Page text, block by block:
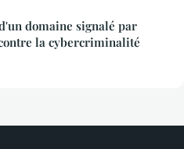
domaine signalé par
la cybercriminalité